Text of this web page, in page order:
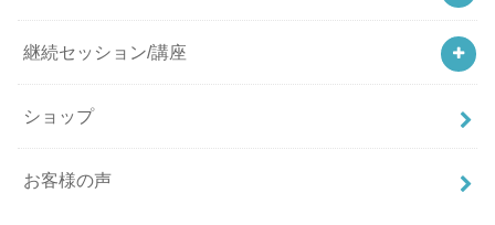
継続セッション/講座
ショップ
お客様の声